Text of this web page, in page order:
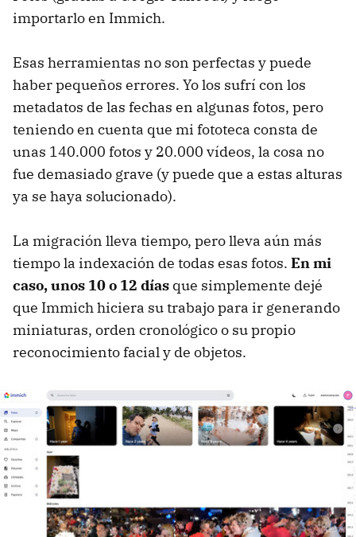
importarlo en Immich.
Esas herramientas no son perfectas y puede
haber pequeños errores. Yo los sufrí con los
metadatos de las fechas en algunas fotos, pero
teniendo en cuenta que mi fototeca consta de
unas 140.000 fotos y 20.000 vídeos, la cosa no
fue demasiado grave (y puede que a estas alturas
ya se haya solucionado).
La migración lleva tiempo, pero lleva aún más
tiempo la indexación de todas esas fotos. En mi
caso, unos 10 o 12 días que simplemente dejé
que Immich hiciera su trabajo para ir generando
miniaturas, orden cronológico o su propio
reconocimiento facial y de objetos.